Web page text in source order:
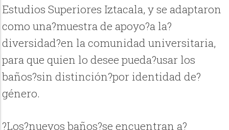
Estudios Superiores Iztacala, y se adaptaron
como una?muestra de apoyo?a la?
diversidad?en la comunidad universitaria,
para que quien lo desee pueda?usar los
baños?sin distinción?por identidad de?
género.
?Los?nuevos baños?se encuentran a?